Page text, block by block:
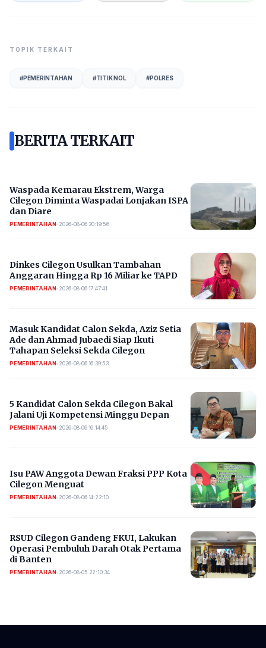
TOPIK TERKAIT
#PEMERINTAHAN #TITIK NOL #POLRES
BERITA TERKAIT
Waspada Kemarau Ekstrem, Warga
Cilegon Diminta Waspadai Lonjakan ISPA
dan Diare
PEMERINTAHAN• 2026-08-06 20:19:56
Dinkes Cilegon Usulkan Tambahan
Anggaran Hingga Rp 16 Miliar ke TAPD
PEMERINTAHAN• 2026-08-06 17:47:41
Masuk Kandidat Calon Sekda, Aziz Setia
Ade dan Ahmad Jubaedi Siap Ikuti
Tahapan Seleksi Sekda Cilegon
PEMERINTAHAN• 2026-08-06 16:39:53
5 Kandidat Calon Sekda Cilegon Bakal
Jalani Uji Kompetensi Minggu Depan
PEMERINTAHAN• 2026-08-06 16:14:45
Isu PAW Anggota Dewan Fraksi PPP Kota
Cilegon Menguat
PEMERINTAHAN• 2026-08-06 14:22:10
RSUD Cilegon Gandeng FKUI, Lakukan
Operasi Pembuluh Darah Otak Pertama
di Banten
PEMERINTAHAN• 2026-08-05 22:10:34